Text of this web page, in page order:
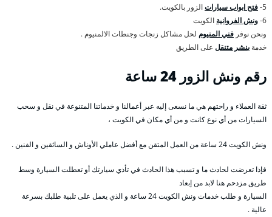
5- فتح ابواب سياراتالزور بالكويت.
6- ونش الفروانية الكويت
ونحن نوفر فني المنيوم لحل مشاكل زنجات وجنطات الالمنيوم .
خدمة بنشر متنقل على الطريق
رقم ونش الزور 24 ساعة
ثقة العملاء و راحتهم هي ما نسعى إليه عبر أعمالنا و خدماتنا المتنوعة في نقل و سحب
السيارات من أي نوع كانت و من أي مكان في الكويت ،
ونش الكويت 24 ساعة من العمل المتقن مع أفضل عاملي الأوناش و السائقين و الفنين .
فإذا تعرضت لحادث ما و تسبب هذا الحادث في تأذي سيارتك أو تعطلت السيارة وسط
طريق مزدحم هنا لابد من إبعاد
السيارة و طلب خدمات ونش الكويت 24 ساعة و الذي يعمل على تلبية طلبك بسرعة
عالية .